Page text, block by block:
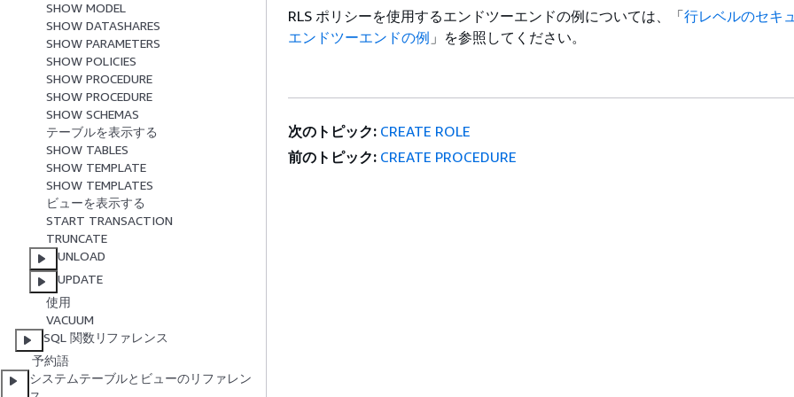
SHOW MODEL
SHOW DATASHARES
SHOW PARAMETERS
SHOW POLICIES
SHOW PROCEDURE
SHOW PROCEDURE
SHOW SCHEMAS
テーブルを表示する
SHOW TABLES
SHOW TEMPLATE
SHOW TEMPLATES
ビューを表示する
START TRANSACTION
TRUNCATE
UNLOAD
UPDATE
使用
VACUUM
SQL 関数リファレンス
予約語
システムテーブルとビューのリファレン
RLS ポリシーを使用するエンドツーエンドの例については、「行レベルのセキ
エンドツーエンドの例 」を参照してください。
次のトピック: CREATE ROLE
前のトピック: CREATE PROCEDURE